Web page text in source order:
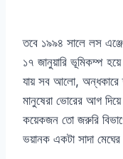
তবে ১৯৯৪ সালে লস
১৭ জানুয়ারি ভূমিকম্প
যায় সব আলো, অন্ধকারে
মানুষেরা ভোরের আগ
কয়েকজন তো জরুরি
ভয়ানক একটা সাদা